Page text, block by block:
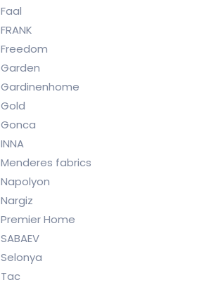
Faal
FRANK
Freedom
Garden
Gardinenhome
Gold
Gonca
INNA
Menderes fabrics
Napolyon
Nargiz
Premier Home
SABAEV
Selonya
Tac